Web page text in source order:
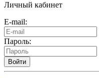
Личный кабинет
E-mail:
Пароль:
Войти